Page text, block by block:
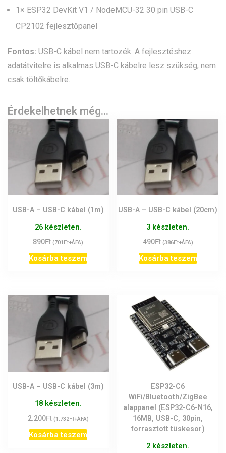
1× ESP32 DevKit V1 / NodeMCU-32 30 pin USB-C
CP2102 fejlesztőpanel
Fontos: USB-C kábel nem tartozék. A fejlesztéshez
adatátvitelre is alkalmas USB-C kábelre lesz szükség, nem
csak töltőkábelre.
Érdekelhetnek még…
USB-A – USB-C kábel (1m)
26 készleten.
890Ft (701 Ft+ÁFA)
Kosárba teszem
USB-A – USB-C kábel (20cm)
3 készleten.
490Ft (386Ft+ÁFA)
Kosárba teszem
USB-A – USB-C kábel (3m)
18 készleten.
2.200Ft (1.732Ft+ÁFA)
Kosárba teszem
ESP32-C6
WiFi/Bluetooth/ZigBee
alappanel (ESP32-C6-N16,
16MB, USB-C, 30pin,
forrasztott tüskesor)
2 készleten.